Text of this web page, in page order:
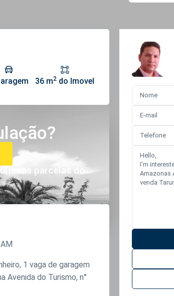
36 m2do Imovel
parcelas do
1 vaga de garagem
Avenida do Turismo, n°